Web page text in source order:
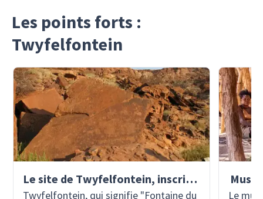
Les points forts :
Twyfelfontein
Le site de Twyfelfontein, inscrit au patrimoine mondial de l'UNESCO
Twyfelfontein, qui signifie "Fontaine du Le